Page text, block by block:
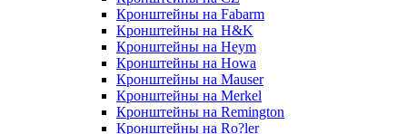
Кронштейны на Fabarm
Кронштейны на H&K
Кронштейны на Heym
Кронштейны на Howa
Кронштейны на Mauser
Кронштейны на Merkel
Кронштейны на Remington
Кронштейны на Ro?ler